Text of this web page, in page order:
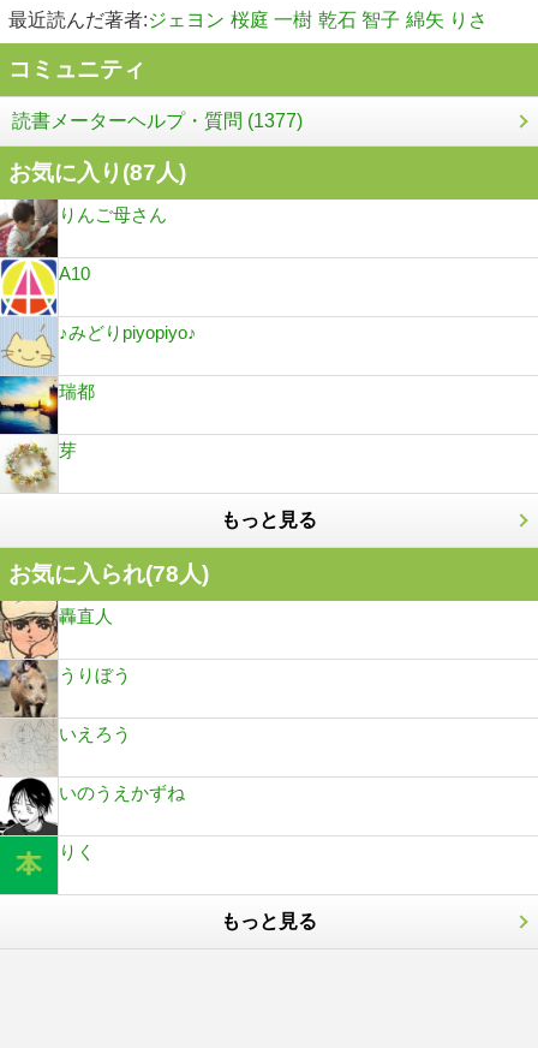
最近読んだ著者:ジェヨン 桜庭 一樹 乾石 智子 綿矢 りさ
コミュニティ
読書メーターヘルプ・質問 (1377)
お気に入り(87人)
りんご母さん
A10
♪みどりpiyopiyo♪
瑞都
芽
もっと見る
お気に入られ(78人)
轟直人
うりぼう
いえろう
いのうえかずね
りく
もっと見る